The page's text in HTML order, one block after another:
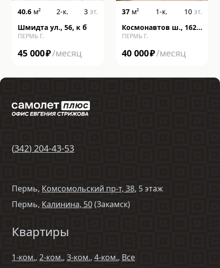
40.6 м² 2-к. 3 эт.
Шмидта ул., 56, к б
ПЕРМЬ Г.
45 000₽/месяц
37 м² 1-к. 10 эт.
Космонавтов ш., 162,
литера к
ПЕРМЬ Г.
40 000₽/месяц
(342) 204-43-53
Пермь, Комсомольский пр-т, 38, 5 этаж
Пермь, Калинина, 50(Закамск)
Квартиры
1-ком., 2-ком., 3-ком., 4-ком., Все